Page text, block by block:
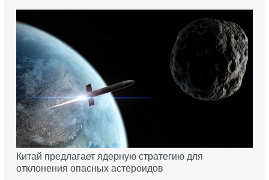
Китай предлагает ядерную стратегию для
отклонения опасных астероидов